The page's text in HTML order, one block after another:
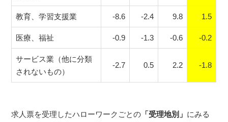
教育、学習支援業 -8.6 -2.4 9.8 1.5
医療、福祉 -0.9 -1.3 -0.6 -0.2
サービス業（他に分類
されないもの）
-2.7 0.5 2.2 -1.8
求人票を受理したハローワークごとの 「受理地別」 にみる